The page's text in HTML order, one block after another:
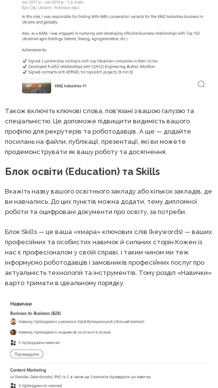
Також включіть ключові слова, пов'язані з вашою галуззю та
спеціальністю. Це допоможе підвищити видимість вашого
профілю для рекрутерів та роботодавців. А ще — додайте
посилань на файли, публікації, презентації, які ви можете
продемонструвати як вашу роботу та досягнення.
Блок освіти (Education) та Skills
Вкажіть назву вашого освітнього закладу або кількох закладів, де
ви навчались. До цих пунктів можна додати, тему дипломної
роботи та оцифровані документи про освіту, за потреби.
Блок Skills — це ваша «хмара» ключових слів (keywords) — ваших
професійних та особистих навичок й сильних сторін.Кожен із
нас є професіоналом у своїй справі, і таким чином ми теж
інформуємо роботодавців і замовників професійних послуг про
актуальність технологій та інструментів. Тому розділ «Навички»
варто тримати в ідеальному порядку.